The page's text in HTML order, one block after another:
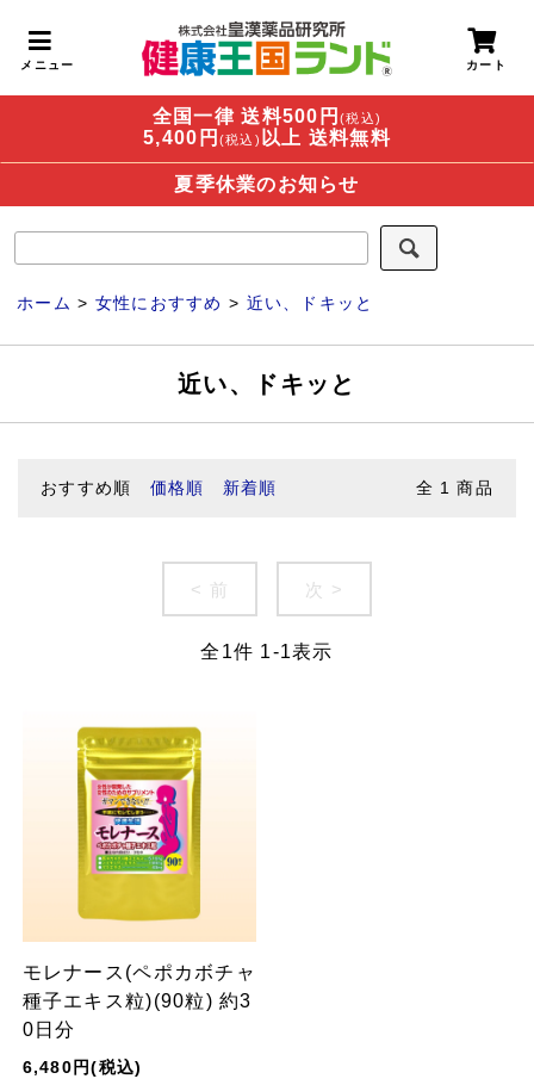
全国一律 送料500円 (税込)
5,400円 (税込) 以上 送料無料
夏季休業のお知らせ
ホーム > 女性におすすめ > 近い、ドキッと
近い、ドキッと
おすすめ順 価格順 新着順 全 1 商品
< 前 次 >
全 1件 1-1表示
モレナース(ペポカボチャ
種子エキス粒)(90粒) 約3
0日分
6,480円(税込)